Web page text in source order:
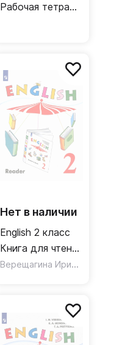
Рабочая тетрадь
Нет в наличии
English 2 класс
Книга для чтения
Углубленный
Верещагина Ирина Николаевна